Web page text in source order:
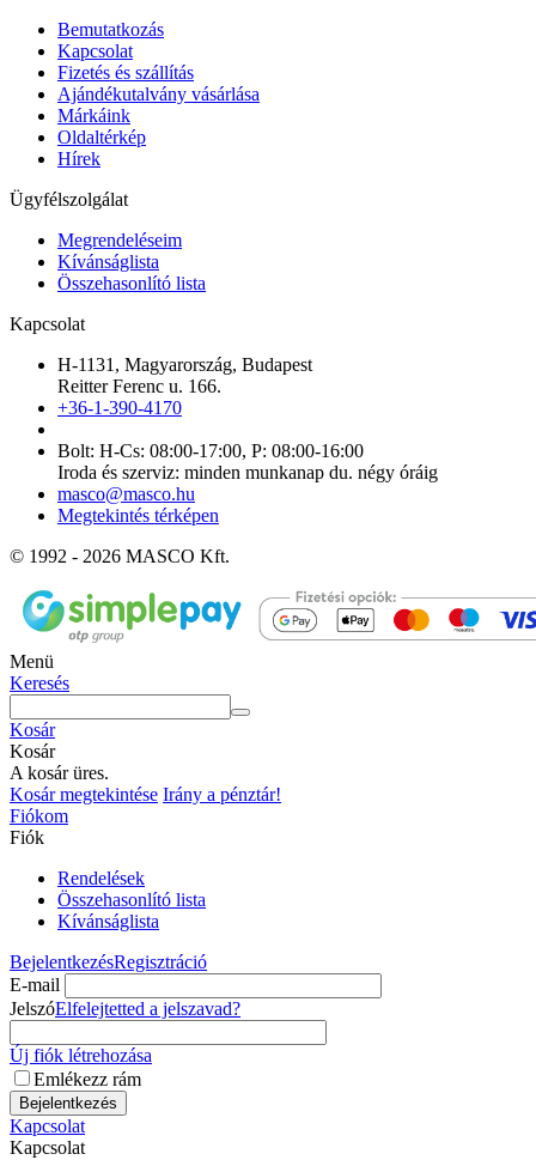
Bemutatkozás
Kapcsolat
Fizetés és szállítás
Ajándékutalvány vásárlása
Márkáink
Oldaltérkép
Hírek
Ügyfélszolgálat
Megrendeléseim
Kívánságlista
Összehasonlító lista
Kapcsolat
H-1131, Magyarország, Budapest
Reitter Ferenc u. 166.
+36-1-390-4170
Bolt: H-Cs: 08:00-17:00, P: 08:00-16:00
Iroda és szerviz: minden munkanap du. négy óráig
masco@masco.hu
Megtekintés térképen
© 1992 - 2026 MASCO Kft.
Menü
Keresés
Kosár
Kosár
A kosár üres.
Kosár megtekintése Irány a pénztár!
Fiókom
Fiók
Rendelések
Összehasonlító lista
Kívánságlista
BejelentkezésRegisztráció
E-mail
JelszóElfelejtetted a jelszavad?
Új fiók létrehozása
Emlékezz rám
Bejelentkezés
Kapcsolat
Kapcsolat